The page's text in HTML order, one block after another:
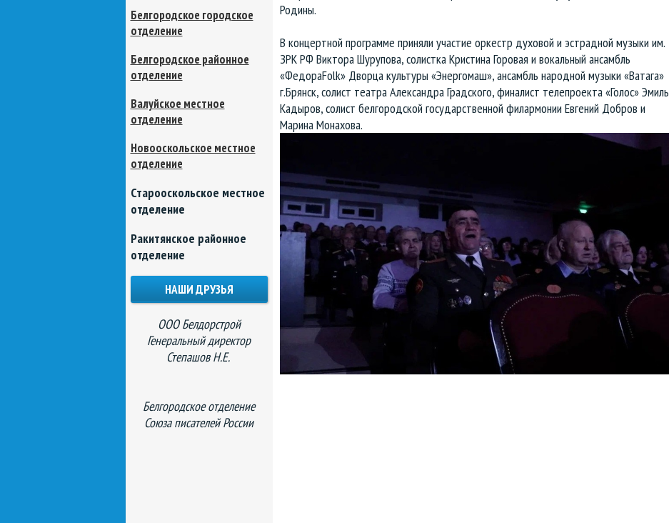
Родины.
В концертной программе приняли участие оркестр духовой и эстрадной музыки им.
ЗРК РФ Виктора Шурупова, солистка Кристина Горовая и вокальный ансамбль
«ФедораFolk» Дворца культуры «Энергомаш», ансамбль народной музыки «Ватага»
г.Брянск, солист театра Александра Градского, финалист телепроекта «Голос» Эмиль
Кадыров, солист белгородской государственной филармонии Евгений Добров и
Марина Монахова.
Белгородское городское
отделение
Белгородское районное
отделение
Валуйское местное
отделение
Новооскольское местное
отделение
Старооскольское местное
отделение
Ракитянское районное
отделение
НАШИ ДРУЗЬЯ
ООО Белдорстрой
Генеральный директор
Степашов Н.Е.
Белгородское отделение
Союза писателей России